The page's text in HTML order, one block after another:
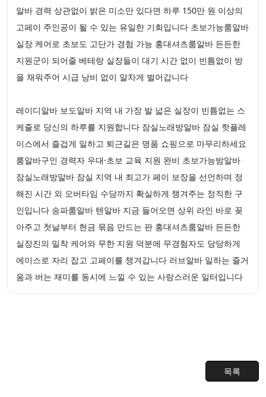
알바 경력 상관없이 밝은 미소만 있다면 하루 150만 원 이상의
고페이 주인공이 될 수 있는 유일한 기회입니다 초보가능룸알바
실장 케어로 초보도 고단가 경험 가능 홍대셔츠룸알바 든든한
지원군이 되어줄 베테랑 실장들이 대기 시간 없이 빈틈없이 방
을 채워주어 시급 낭비 없이 알차게 벌어갑니다
레이디알바 보도알바 지역 내 가장 발 넓은 실장이 빈틈없는 스
케줄로 당신의 하루를 지원합니다 잠실노래방알바 잠실 핫플레
이스에서 즐겁게 일하고 퇴근길은 명품 쇼핑으로 마무리하세요
룸알바구인 경력자 우대·초보 교육 지원 완비 초보가능밤알바
잠실노래방알바 잠실 지역 내 최고가 페이 보장을 선언하며 정
해진 시간 외 오버타임 수당까지 확실하게 챙겨주는 정직한 구
인입니다 송파룸알바 텐알바 지금 들어오면 상위 라인 바로 꽂
아주고 첫날부터 현금 묶음 만드는 판 홍대셔츠룸알바 든든한
실장진의 밀착 케어와 무한 지원 덕분에 무경험자도 당당하게
에이스로 자리 잡고 고페이를 챙겨갑니다 러브알바 일하는 즐거
움과 버는 재미를 동시에 느낄 수 있는 사랑스러운 일터입니다
목록